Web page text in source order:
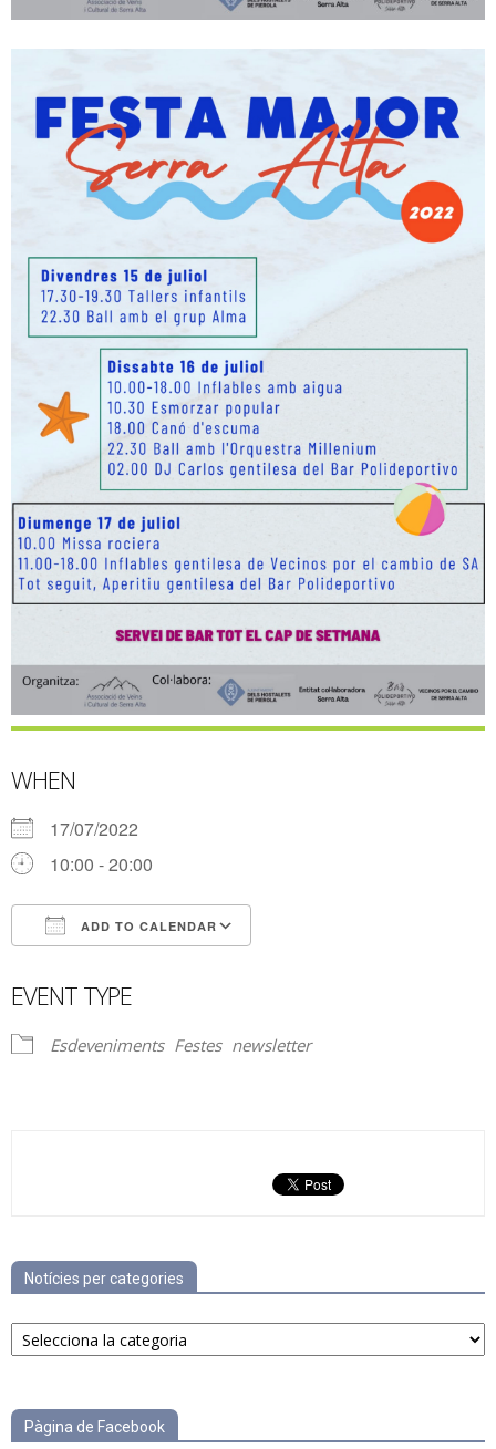
WHEN
17/07/2022
10:00 - 20:00
ADD TO CALENDAR
EVENT TYPE
Esdeveniments Festes newsletter
Notícies per categories
Notícies
per
Pàgina de Facebook